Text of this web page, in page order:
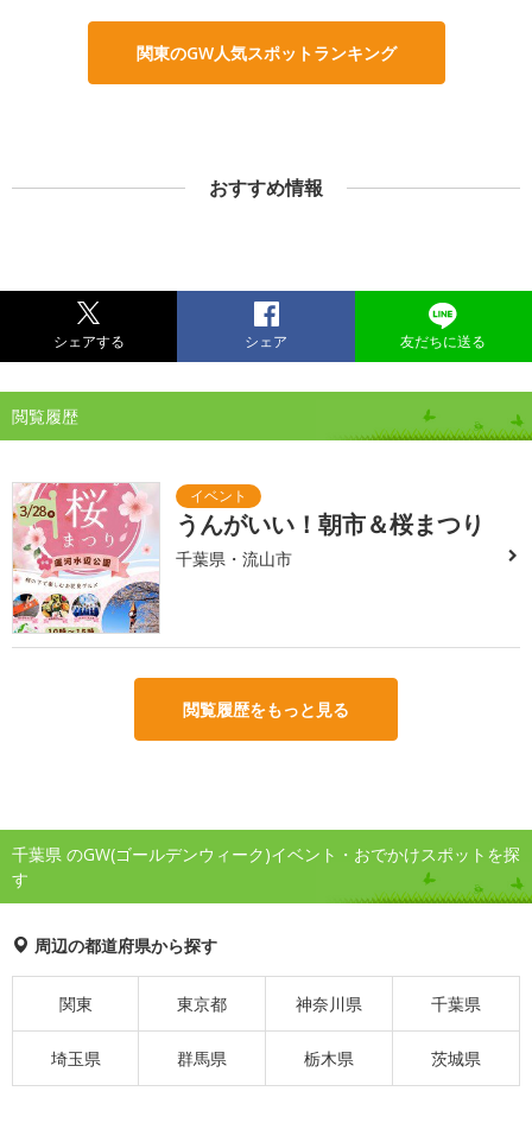
関東のGW人気スポットランキング
おすすめ情報
シェアする シェア 友だちに送る
閲覧履歴
うんがいい！朝市＆桜まつり
千葉県・流山市
閲覧履歴をもっと見る
千葉県 のGW(ゴールデンウィーク)イベント・おでかけスポットを探
す
周辺の都道府県から探す
関東 東京都 神奈川県 千葉県
埼玉県 群馬県 栃木県 茨城県